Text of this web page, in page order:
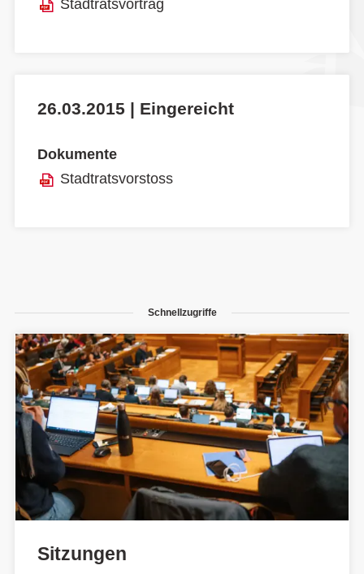
Stadtratsvortrag
26.03.2015 | Eingereicht
Dokumente
Stadtratsvorstoss
Schnellzugriffe
Sitzungen